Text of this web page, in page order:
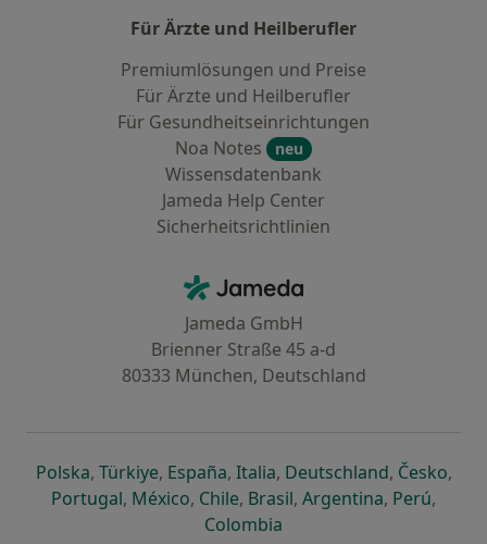
Für Ärzte und Heilberufler
Premiumlösungen und Preise
Für Ärzte und Heilberufler
Für Gesundheitseinrichtungen
Noa Notes
neu
Wissensdatenbank
Jameda Help Center
Sicherheitsrichtlinien
Jameda - Startseite
Jameda GmbH
Brienner Straße 45 a-d
80333 München, Deutschland
Polskaöffnet in einer neuen Registerkarte
, Türkiyeöffnet in einer neuen Registerkarte
, Españaöffnet in einer neuen
, Italiaöffnet in einer neuen
, Deutschlandöffnet in
, Česko,
Portugalöffnet in einer neuen Registerkarte
, Méxicoöffnet in einer neuen Registerkarte
, Chileöffnet in einer neuen
, Brasilöffnet in einer neuen
, Argentinaöffnet in
, Perúöffnet
,
Colombia